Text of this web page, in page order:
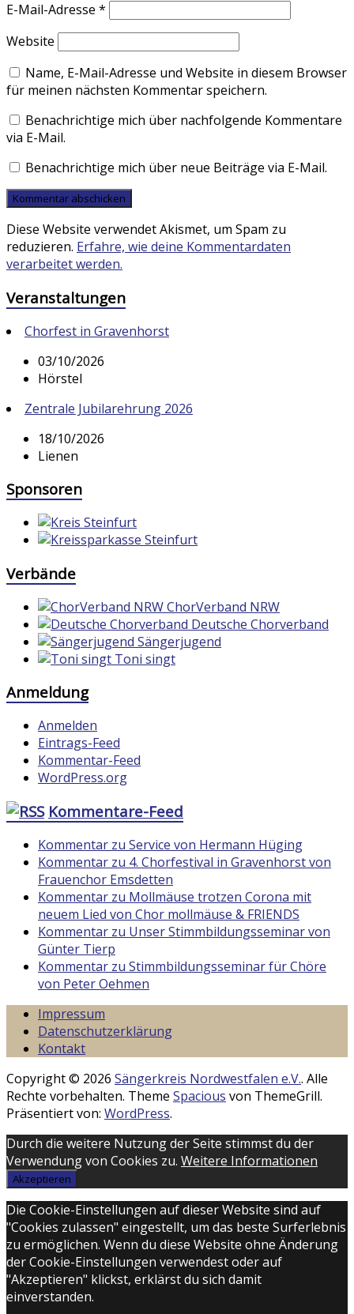
E-Mail-Adresse *
Website
Name, E-Mail-Adresse und Website in diesem Browser
für meinen nächsten Kommentar speichern.
Benachrichtige mich über nachfolgende Kommentare
via E-Mail.
Benachrichtige mich über neue Beiträge via E-Mail.
Diese Website verwendet Akismet, um Spam zu
reduzieren. Erfahre, wie deine Kommentardaten
verarbeitet werden.
Veranstaltungen
Chorfest in Gravenhorst
03/10/2026
Hörstel
Zentrale Jubilarehrung 2026
18/10/2026
Lienen
Sponsoren
Verbände
ChorVerband NRW
Deutsche Chorverband
Sängerjugend
Toni singt
Anmeldung
Anmelden
Eintrags-Feed
Kommentar-Feed
WordPress.org
Kommentare-Feed
Kommentar zu Service von Hermann Hüging
Kommentar zu 4. Chorfestival in Gravenhorst von
Frauenchor Emsdetten
Kommentar zu Mollmäuse trotzen Corona mit
neuem Lied von Chor mollmäuse & FRIENDS
Kommentar zu Unser Stimmbildungsseminar von
Günter Tierp
Kommentar zu Stimmbildungsseminar für Chöre
von Peter Oehmen
Impressum
Datenschutzerklärung
Kontakt
Copyright © 2026 Sängerkreis Nordwestfalen e.V.. Alle
Rechte vorbehalten. Theme Spacious von ThemeGrill.
Präsentiert von: WordPress.
Durch die weitere Nutzung der Seite stimmst du der
Verwendung von Cookies zu. Weitere Informationen
Akzeptieren
Die Cookie-Einstellungen auf dieser Website sind auf
"Cookies zulassen" eingestellt, um das beste Surferlebnis
zu ermöglichen. Wenn du diese Website ohne Änderung
der Cookie-Einstellungen verwendest oder auf
"Akzeptieren" klickst, erklärst du sich damit
einverstanden.